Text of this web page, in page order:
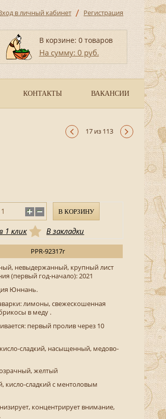
в личный кабинет / Регистрация
В корзине: 0 товаров
На сумму: 0 руб.
КОНТАКТЫ ВАКАНСИИ
17 из 113
В КОРЗИНУ
1 клик В закладки
PPR-92317r
невыдержанный, крупный лист
(первый год-начало): 2021
Юннань.
лимоны, свежескошенная
в меду .
первый пролив через 10
сладкий, насыщенный, медово-
желтый
кисло-сладкий с ментоловым
концентрирует внимание,